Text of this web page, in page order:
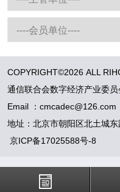
COPYRIGHT©2026 ALL
通信联合会数字经济产业委员
Email ：cmcadec@126.com
地址：北京市朝阳区北土城
京ICP备17025588号-8